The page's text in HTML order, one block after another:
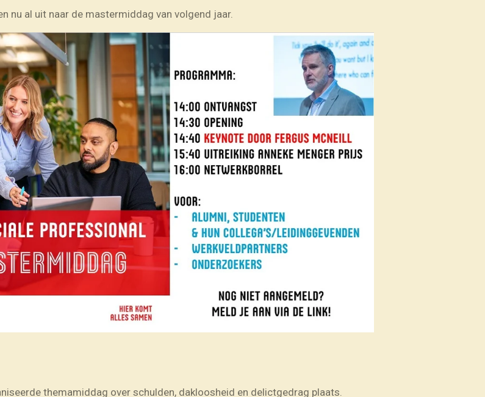
nu al uit naar de mastermiddag van volgend jaar.
themamiddag over schulden, dakloosheid en delictgedrag plaats.